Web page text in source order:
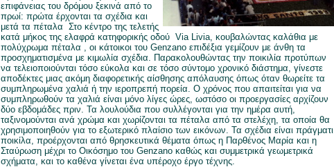
επιφάνειας του δρόμου ξεκινά από το
πρωί: πρώτα έρχονται τα σχέδια και
μετά τα πέταλα Στο κέντρο της τελετής
κατά μήκος της ελαφρά κατηφορικής οδού Via Livia, κουβαλώντας καλάθια με
πολύχρωμα πέταλα , οι κάτοικοι του Genzano επιδέξια γεμίζουν με άνθη τα
προσχηματισμένα με κιμωλία σχέδια. Παρακολουθώντας την ποικιλία προτύπων
να τελειοποιούνται τόσο εύκολα και σε τόσο σύντομο χρονικό διάστημα, γίνεστε
αποδέκτες μιας ακόμη διαφορετικής αίσθησης απόλαυσης όπως όταν θωρείτε τα
συμπληρωμένα χαλιά ή την ιεροπρεπή πορεία. Ο χρόνος που απαιτείται για να
συμπληρωθούν τα χαλιά είναι μόνο λίγες ώρες, ωστόσο οι προεργασίες αρχίζουν
δύο εβδομάδες πριν. Τα λουλούδια που συλλέγονται για την ημέρα αυτή,
ταξινομούνται ανά χρώμα και χωρίζονται τα πέταλα από τα στελέχη, τα οποία θα
χρησιμοποιηθούν για το εξωτερικό πλαίσιο των εικόνων. Τα σχέδια είναι πράγματι
ποικίλα, προέρχονται από θρησκευτικά θέματα όπως η Παρθένος Μαρία και η
Σταύρωση μέχρι το Οικόσημο του Genzano καθώς και συμμετρικά γεωμετρικά
σχήματα, και το καθένα γίνεται ένα υπέροχο έργο τέχνης.